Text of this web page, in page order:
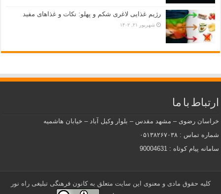
رژیم غذایی لاغری شکم و پهلو: نکات و غذاهای مفید
شهریور ۲۱, ۱۴۰۲
ارتباط با ما
خراسان رضوی – مشهد مقدس – بلوار وکیل آباد – خیابان هاشمیه
شماره تماس : ۰۵۱۳۸۲۶۷۰۳۸
سامانه پیام کوتاه : 90004631
کلیه حقوق مادی و معنوی این سایت متعلق به کانون فرهنگی تبلیغی راه نور